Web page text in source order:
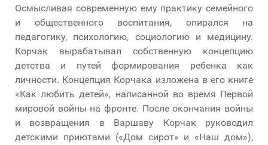
Осмысливая современную ему практику семейного
и общественного воспитания, опирался на
педагогику, психологию, социологию и медицину.
Корчак вырабатывал собственную концепцию
детства и путей формирования ребенка как
личности. Концепция Корчака изложена в его книге
«Как любить детей», написанной во время Первой
мировой войны на фронте. После окончания войны
и возвращения в Варшаву Корчак руководил
детскими приютами («Дом сирот» и «Наш дом»),